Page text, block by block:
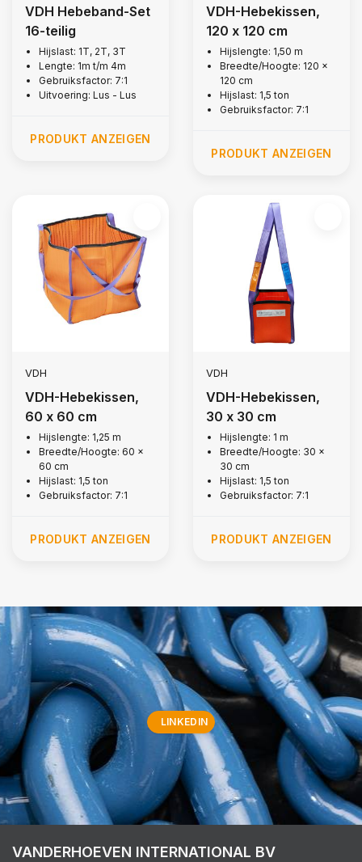
VDH Hebeband-Set
16-teilig
Hijslast: 1T, 2T, 3T
Lengte: 1m t/m 4m
Gebruiksfactor: 7:1
Uitvoering: Lus - Lus
PRODUKT ANZEIGEN
VDH-Hebekissen,
120 x 120 cm
Hijslengte: 1,50 m
Breedte/Hoogte: 120 x
120 cm
Hijslast: 1,5 ton
Gebruiksfactor: 7:1
PRODUKT ANZEIGEN
VDH
VDH-Hebekissen,
60 x 60 cm
Hijslengte: 1,25 m
Breedte/Hoogte: 60 x
60 cm
Hijslast: 1,5 ton
Gebruiksfactor: 7:1
PRODUKT ANZEIGEN
VDH
VDH-Hebekissen,
30 x 30 cm
Hijslengte: 1 m
Breedte/Hoogte: 30 x
30 cm
Hijslast: 1,5 ton
Gebruiksfactor: 7:1
PRODUKT ANZEIGEN
LINKEDIN
VANDERHOEVEN INTERNATIONAL BV